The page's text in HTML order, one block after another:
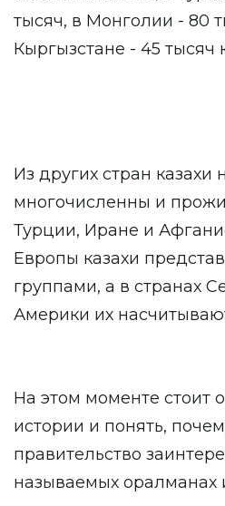
тысяч, в Монголии - 80
Кыргызстане - 45 тысяч
Из других стран казахи
многочисленны и
Турции, Иране и
Европы казахи
группами, а в странах
Америки их
На этом моменте стоит
истории и понять,
правительство
называемых оралманах